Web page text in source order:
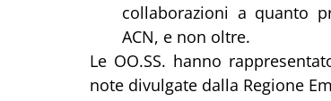
collaborazioni a quanto
ACN, e non oltre.
Le OO.SS. hanno
note divulgate dalla Regione